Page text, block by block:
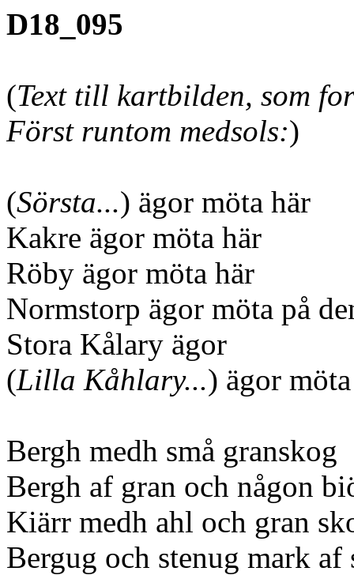
D18_095
(Text till kartbilden, som
Först runtom medsols:)
(Sörsta...) ägor möta här
Kakre ägor möta här
Röby ägor möta här
Normstorp ägor möta på
Stora Kålary ägor
(Lilla Kåhlary...) ägor
Bergh medh små granskog
Bergh af gran och någon
Kiärr medh ahl och gran
Bergug och stenug mark